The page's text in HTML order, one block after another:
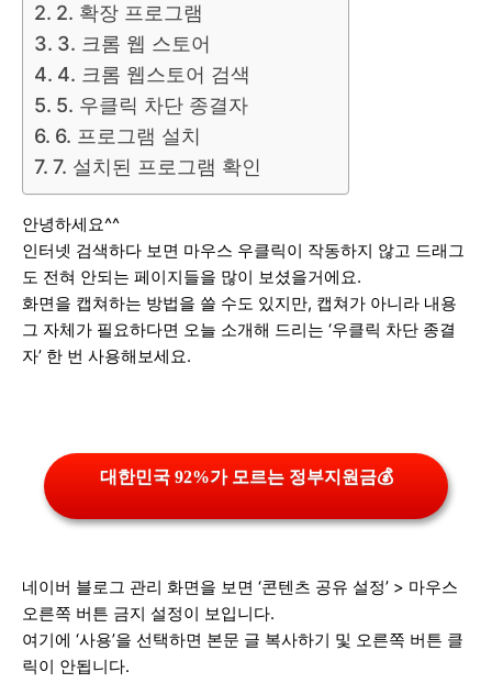
2. 확장 프로그램
3. 크롬 웹 스토어
4. 크롬 웹스토어 검색
5. 우클릭 차단 종결자
6. 프로그램 설치
7. 설치된 프로그램 확인
안녕하세요^^
인터넷 검색하다 보면 마우스 우클릭이 작동하지 않고 드래그
도 전혀 안되는 페이지들을 많이 보셨을거에요.
화면을 캡쳐하는 방법을 쓸 수도 있지만, 캡쳐가 아니라 내용
그 자체가 필요하다면 오늘 소개해 드리는 ‘우클릭 차단 종결
자’ 한 번 사용해보세요.
대한민국 92%가 모르는 정부지원금💰
네이버 블로그 관리 화면을 보면 ‘콘텐츠 공유 설정’ > 마우스
오른쪽 버튼 금지 설정이 보입니다.
여기에 ‘사용’을 선택하면 본문 글 복사하기 및 오른쪽 버튼 클
릭이 안됩니다.